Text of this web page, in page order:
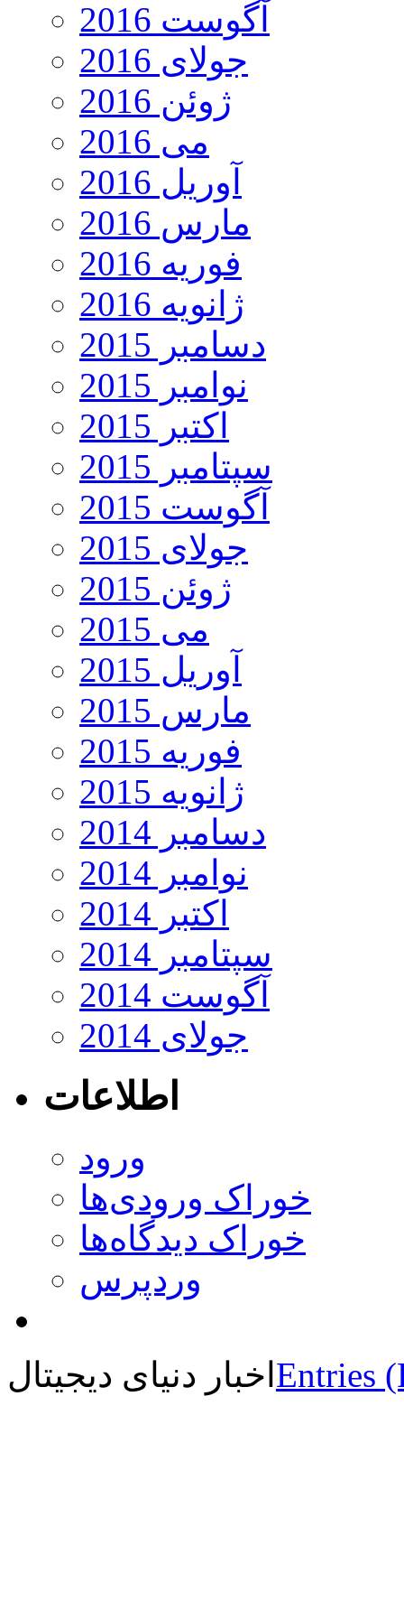
آگوست 2016
جولای 2016
ژوئن 2016
می 2016
آوریل 2016
مارس 2016
فوریه 2016
ژانویه 2016
دسامبر 2015
نوامبر 2015
اکتبر 2015
سپتامبر 2015
آگوست 2015
جولای 2015
ژوئن 2015
می 2015
آوریل 2015
مارس 2015
فوریه 2015
ژانویه 2015
دسامبر 2014
نوامبر 2014
اکتبر 2014
سپتامبر 2014
آگوست 2014
جولای 2014
اطلاعات
ورود
خوراک ورودی‌ها
خوراک دیدگاه‌ها
وردپرس
اخبار دنیای دیجیتال Entries